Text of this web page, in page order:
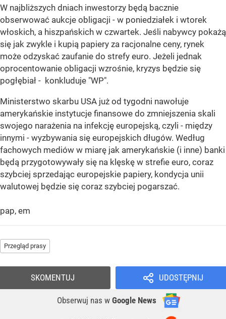
W najbliższych dniach inwestorzy będą bacznie
obserwować aukcje obligacji - w poniedziałek i wtorek
włoskich, a hiszpańskich w czwartek. Jeśli nabywcy pokażą
się jak zwykle i kupią papiery za racjonalne ceny, rynek
może odzyskać zaufanie do strefy euro. Jeżeli jednak
oprocentowanie obligacji wzrośnie, kryzys będzie się
pogłębiał - konkluduje "WP".
Ministerstwo skarbu USA już od tygodni nawołuje
amerykańskie instytucje finansowe do zmniejszenia skali
swojego narażenia na infekcję europejską, czyli - między
innymi - wyzbywania się europejskich długów. Według
fachowych mediów w miarę jak amerykańskie (i inne) banki
będą przygotowywały się na klęskę w strefie euro, coraz
szybciej sprzedając europejskie papiery, kondycja unii
walutowej będzie się coraz szybciej pogarszać.
pap, em
Przegląd prasy
UDOSTĘPNIJ
Obserwuj nas w Google News
SKOMENTUJ